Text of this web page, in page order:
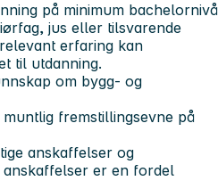
på minimum bachelornivå
jus eller tilsvarende
erfaring kan
til utdanning.
om bygg- og
fremstillingsevne på
anskaffelser og
er en fordel